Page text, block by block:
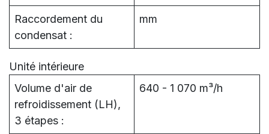
Raccordement du
condensat :
mm
Unité intérieure
Volume d'air de
refroidissement (LH),
3 étapes :
640 - 1 070 m³/h